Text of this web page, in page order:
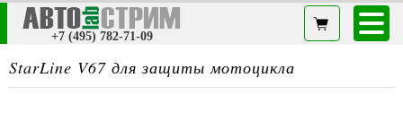
+7 (495) 782-71-09
StarLine V67 для защиты мотоцикла